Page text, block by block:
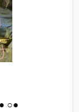
○●